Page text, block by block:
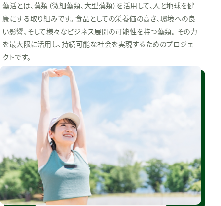
藻活とは、藻類（微細藻類、大型藻類）を活用して、人と地球を健
康にする取り組みです。 食品としての栄養価の高さ、環境への良
い影響、そして様々なビジネス展開の可能性を持つ藻類。 その力
を最大限に活用し、持続可能な社会を実現するためのプロジェ
クトです。